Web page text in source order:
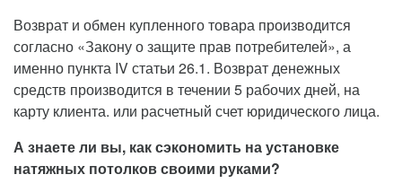
Возврат и обмен купленного товара производится
согласно «Закону о защите прав потребителей», а
именно пункта IV статьи 26.1. Возврат денежных
средств производится в течении 5 рабочих дней, на
карту клиента. или расчетный счет юридического лица.
А знаете ли вы, как сэкономить на установке
натяжных потолков своими руками?